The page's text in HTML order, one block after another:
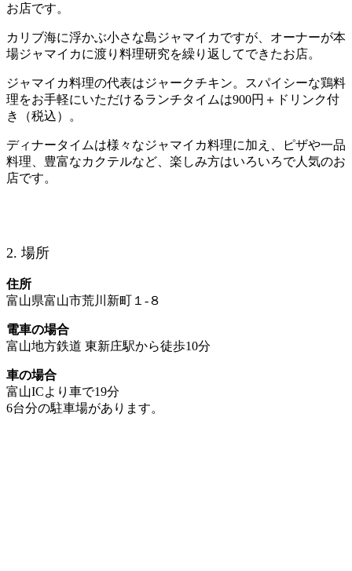
お店です。
カリブ海に浮かぶ小さな島ジャマイカですが、オーナーが本
場ジャマイカに渡り料理研究を繰り返してできたお店。
ジャマイカ料理の代表はジャークチキン。スパイシーな鶏料
理をお手軽にいただけるランチタイムは900円＋ドリンク付
き（税込）。
ディナータイムは様々なジャマイカ料理に加え、ピザや一品
料理、豊富なカクテルなど、楽しみ方はいろいろで人気のお
店です。
2. 場所
住所
富山県富山市荒川新町１-８
電車の場合
富山地方鉄道 東新庄駅から徒歩10分
車の場合
富山ICより車で19分
6台分の駐車場があります。